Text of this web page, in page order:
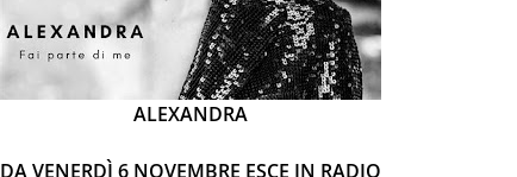
ALEXANDRA
DA VENERDÌ 6 NOVEMBRE ESCE IN RADIO